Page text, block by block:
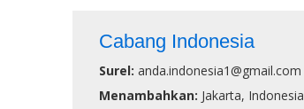
Cabang Indonesia
Surel: anda.indonesia1@gmail.com
Menambahkan: Jakarta, Indonesia